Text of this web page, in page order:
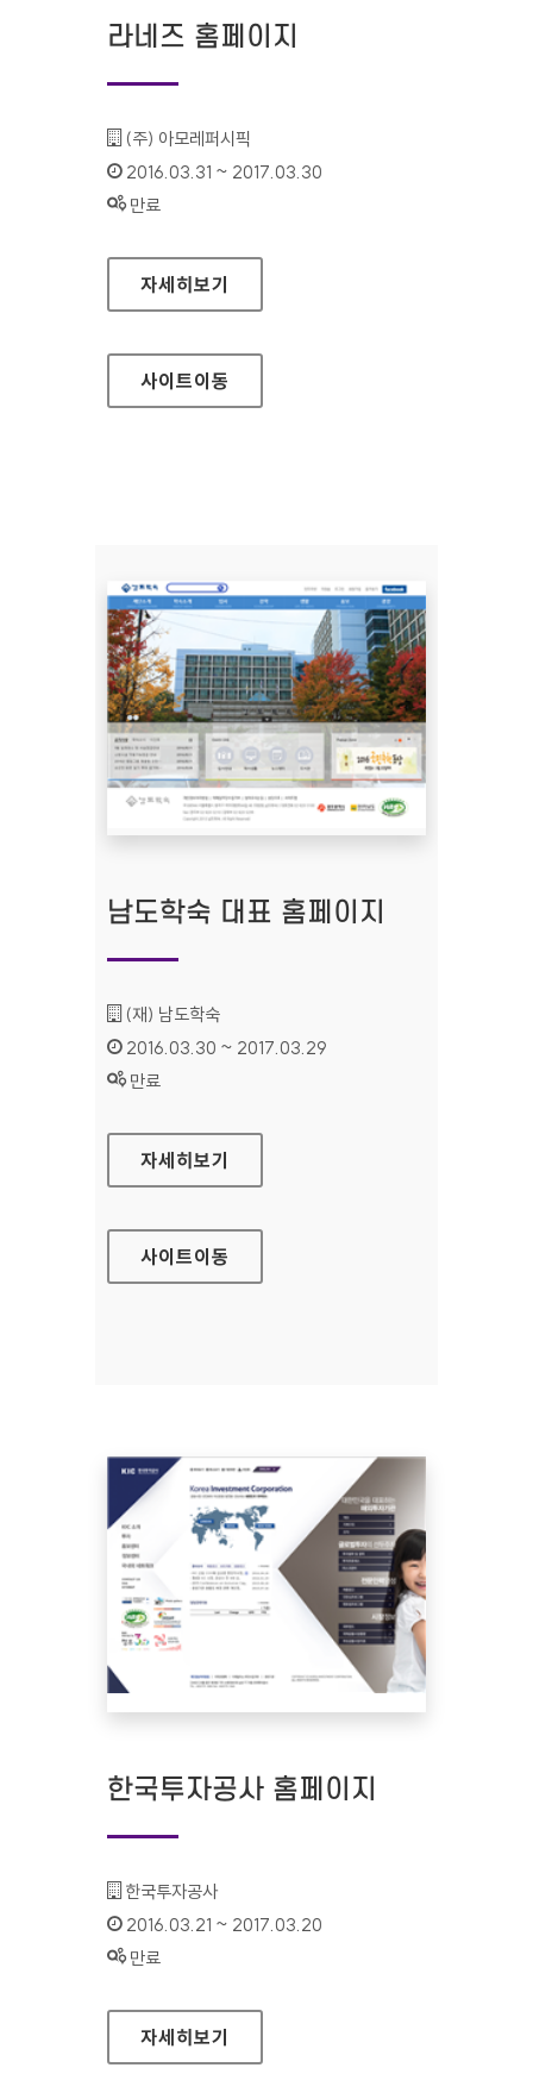
라네즈 홈페이지
기관명 :
(주) 아모레퍼시픽
인증기간 :
2016.03.31 ~ 2017.03.30
상태 :
만료
라네즈 홈페이지
자세히보기
사이트이동
남도학숙 대표 홈페이지
기관명 :
(재) 남도학숙
인증기간 :
2016.03.30 ~ 2017.03.29
상태 :
만료
남도학숙 대표 홈페이지
자세히보기
사이트이동
한국투자공사 홈페이지
기관명 :
한국투자공사
인증기간 :
2016.03.21 ~ 2017.03.20
상태 :
만료
한국투자공사 홈페이지
자세히보기